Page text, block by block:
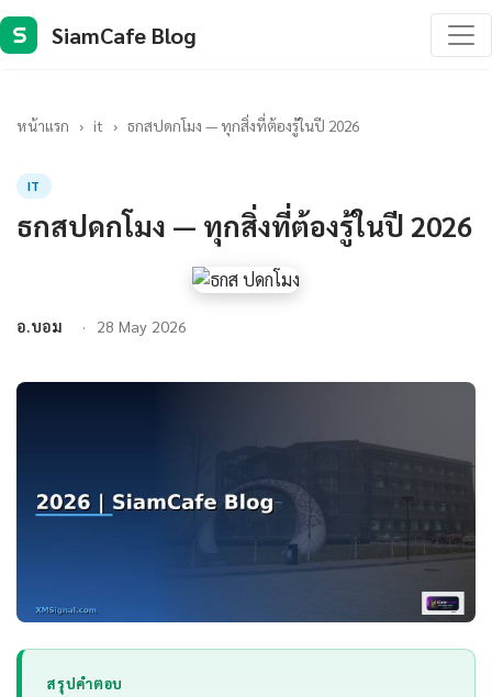
S SiamCafe Blog
หน้าแรก › it › ธกสปดกโมง — ทุกสิ่งที่ต้องรู้ในปี 2026
IT
ธกสปดกโมง — ทุกสิ่งที่ต้องรู้ในปี 2026
อ.บอม 28 May 2026
สรุปคำตอบ